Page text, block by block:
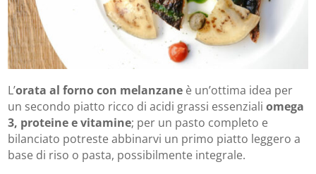
L’orata al forno con melanzane è un’ottima idea per
un secondo piatto ricco di acidi grassi essenzialiomega
3, proteine e vitamine; per un pasto completo e
bilanciato potreste abbinarvi un primo piatto leggero a
base di riso o pasta, possibilmente integrale.